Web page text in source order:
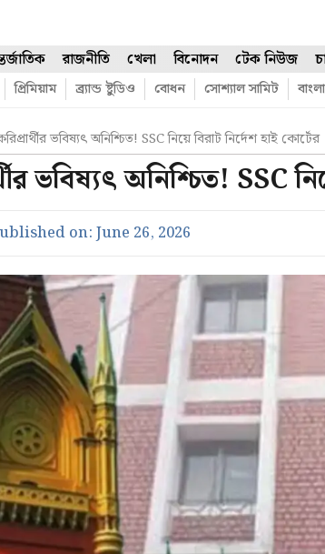
রাজনীতি খেলা বিনোদন টেক নিউজ
প্রিমিয়াম ব্র্যান্ড ষ্টুডিও বোধন সোশ্যাল সামিট
ভবিষ্যৎ অনিশ্চিত! SSC নিয়ে বিরাট নির্দেশ হাই কোর্টের
ভবিষ্যৎ অনিশ্চিত! SSC
on:June 26, 2026